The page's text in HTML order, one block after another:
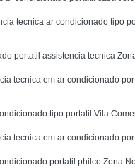
tecnica ar condicionado tipo
portatil assistencia tecnica
tecnica em ar condicionado
tipo portatil Vila
tecnica em ar condicionado
portatil philco Zona